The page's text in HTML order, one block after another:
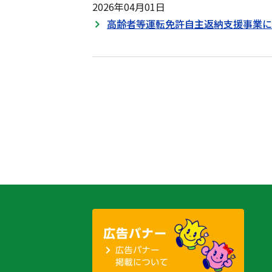
2026年04月01日
高齢者等運転免許自主返納支援事業